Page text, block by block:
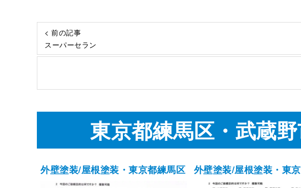
< 前の記事
スーパーセラン
東京都練馬区・武蔵
外壁塗装/屋根塗装・東京都練馬区 外壁塗装/屋根塗装・東